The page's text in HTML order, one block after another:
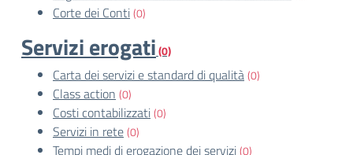
Corte dei Conti(0)
Servizi erogati(0)
Carta dei servizi e standard di qualità(0)
Class action (0)
Costi contabilizzati(0)
Servizi in rete(0)
Tempi medi di erogazione dei servizi(0)